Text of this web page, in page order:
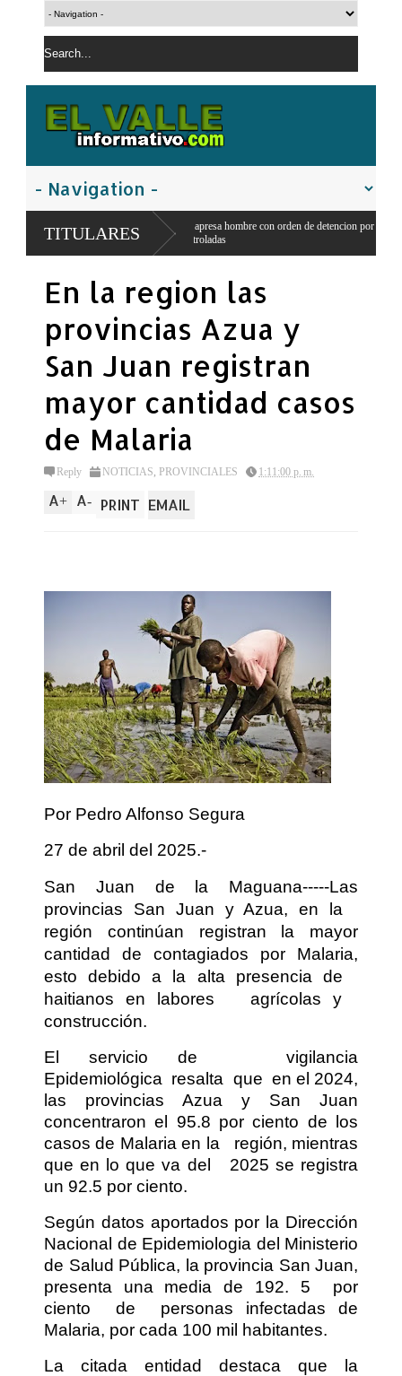
TITULARES
PN apresa hombre con orden de detencion por ppresunto trafico de sustancias
controladas
San Juan
En la region las
provincias Azua y
San Juan registran
mayor cantidad casos
de Malaria
Reply NOTICIAS, PROVINCIALES 1:11:00 p. m.
A+ A- PRINT EMAIL
Por Pedro Alfonso Segura
27 de abril del 2025.-
San Juan de la Maguana-----Las
provincias San Juan y Azua, en la
región continúan registran la mayor
cantidad de contagiados por Malaria,
esto debido a la alta presencia de
haitianos en labores
agrícolas y
construcción.
El servicio de
vigilancia
Epidemiológica resalta que en el 2024,
las provincias Azua y San Juan
concentraron el 95.8 por ciento de los
casos de Malaria en la
región, mientras
que en lo que va del
2025 se registra
un 92.5 por ciento.
Según datos aportados por la Dirección
Nacional de Epidemiologia del Ministerio
de Salud Pública, la provincia San Juan,
presenta una media de 192. 5 por
ciento de personas infectadas de
Malaria, por cada 100 mil habitantes.
La citada entidad destaca que la